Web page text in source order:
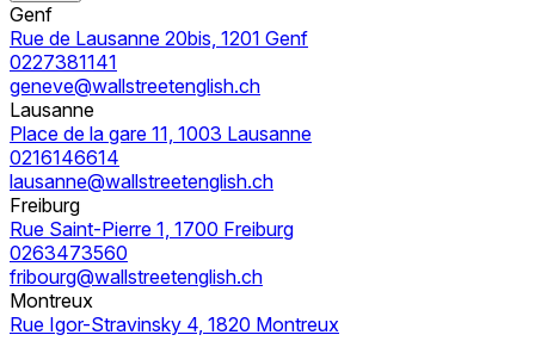
Genf
Rue de Lausanne 20bis, 1201 Genf
0227381141
geneve@wallstreetenglish.ch
Lausanne
Place de la gare 11, 1003 Lausanne
0216146614
lausanne@wallstreetenglish.ch
Freiburg
Rue Saint-Pierre 1, 1700 Freiburg
0263473560
fribourg@wallstreetenglish.ch
Montreux
Rue Igor-Stravinsky 4, 1820 Montreux